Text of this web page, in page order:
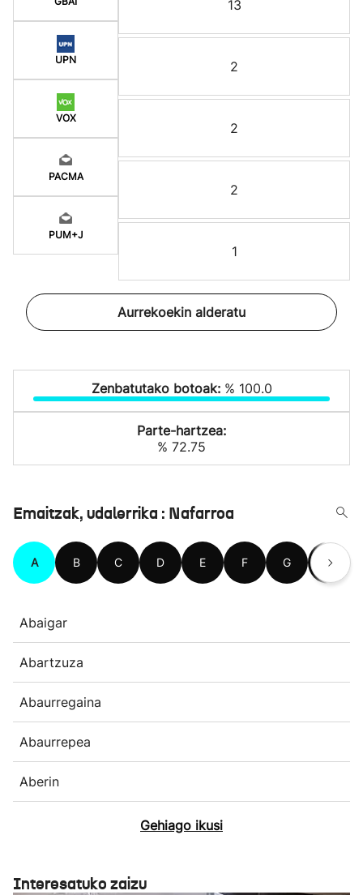
UPN
VOX
PACMA
PUM+J
13
2
2
2
1
Aurrekoekin alderatu
Zenbatutako botoak: % 100.0
Parte-hartzea:
% 72.75
Emaitzak, udalerrika : Nafarroa
A B C D E F G H
Abaigar
Abartzuza
Abaurregaina
Abaurrepea
Aberin
Gehiago ikusi
Interesatuko zaizu